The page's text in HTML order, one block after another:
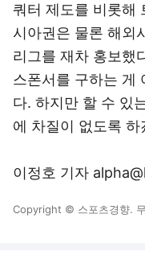
쿼터 제도를 비롯해
시아권은 물론 해외
리그를 재차 홍보했
스폰서를 구하는 게
다. 하지만 할 수 있
에 차질이 없도록 하
이정호 기자
Copyright © 스포츠경향.